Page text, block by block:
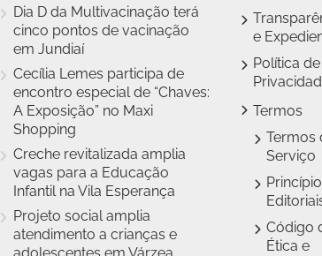
Dia D da Multivacinação terá
cinco pontos de vacinação
em Jundiaí
Cecília Lemes participa de
encontro especial de “Chaves:
A Exposição” no Maxi
Shopping
Creche revitalizada amplia
vagas para a Educação
Infantil na Vila Esperança
Projeto social amplia
atendimento a crianças e
e
Política de
Termos
Termos
Serviço
Código
Ética e